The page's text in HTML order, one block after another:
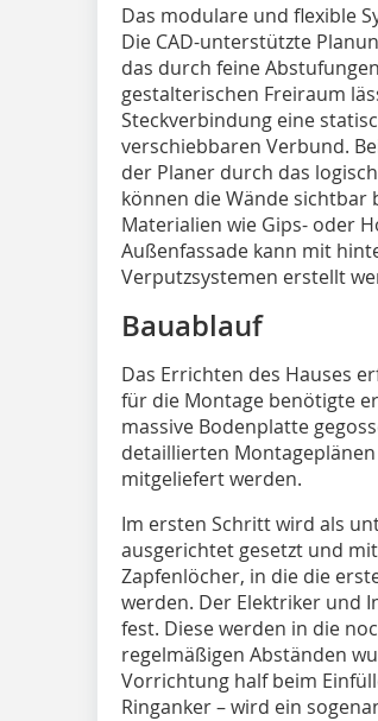
Das modulare und flexible
Die CAD-unterstützte
das durch feine
gestalterischen Freiraum
Steckverbindung eine
verschiebbaren Verbund.
der Planer durch das
können die Wände
Materialien wie Gips- oder
Außenfassade kann mit
Verputzsystemen erstellt
Bauablauf
Das Errichten des Hauses
für die Montage benötigte
massive Bodenplatte
detaillierten
mitgeliefert werden.
Im ersten Schritt wird als
ausgerichtet gesetzt und
Zapfenlöcher, in die die
werden. Der Elektriker und
fest. Diese werden in die
regelmäßigen Abständen
Vorrichtung half beim
Ringanker – wird ein